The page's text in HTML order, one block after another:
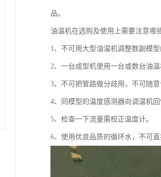
品。
油温机在选购及使用上需要注意哪
1、不可用大型油温机调整数副模
2、一台成型机使用一台或数台油
3、不可把管路做分歧用，不可随
4、同模型的温度感测器向调温机
5、检查一下流量需校正温度计。
6、使用优良品质的循环水，不可